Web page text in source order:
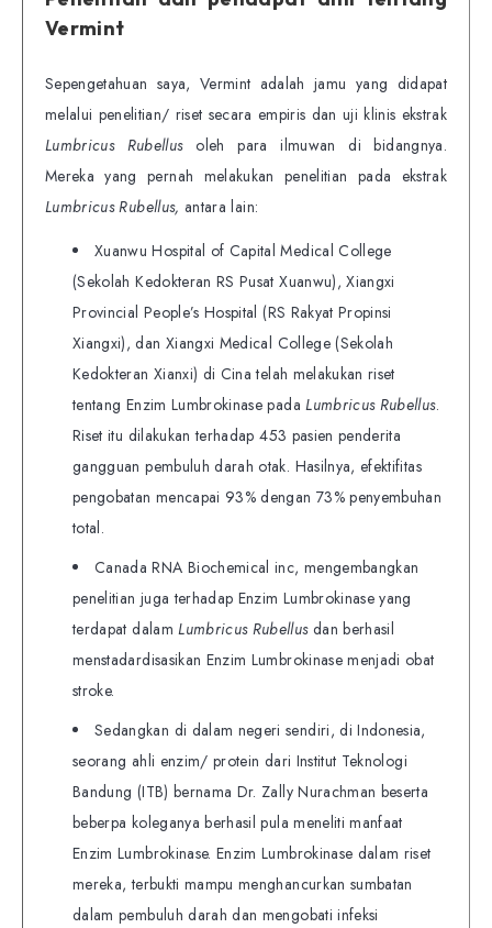
Vermint
Sepengetahuan saya, Vermint adalah jamu yang didapat
melalui penelitian/ riset secara empiris dan uji klinis ekstrak
Lumbricus Rubellusoleh para ilmuwan di bidangnya.
Mereka yang pernah melakukan penelitian pada ekstrak
Lumbricus Rubellus, antara lain:
Xuanwu Hospital of Capital Medical College
(Sekolah Kedokteran RS Pusat Xuanwu), Xiangxi
Provincial People’s Hospital (RS Rakyat Propinsi
Xiangxi), dan Xiangxi Medical College (Sekolah
Kedokteran Xianxi) di Cina telah melakukan riset
tentang Enzim Lumbrokinase padaLumbricus Rubellus.
Riset itu dilakukan terhadap 453 pasien penderita
gangguan pembuluh darah otak. Hasilnya, efektifitas
pengobatan mencapai 93% dengan 73% penyembuhan
total.
Canada RNA Biochemical inc, mengembangkan
penelitian juga terhadap Enzim Lumbrokinase yang
terdapat dalamLumbricus Rubellusdan berhasil
menstadardisasikan Enzim Lumbrokinase menjadi obat
stroke.
Sedangkan di dalam negeri sendiri, di Indonesia,
seorang ahli enzim/ protein dari Institut Teknologi
Bandung (ITB) bernama Dr. Zally Nurachman beserta
beberpa koleganya berhasil pula meneliti manfaat
Enzim Lumbrokinase. Enzim Lumbrokinase dalam riset
mereka, terbukti mampu menghancurkan sumbatan
dalam pembuluh darah dan mengobati infeksi